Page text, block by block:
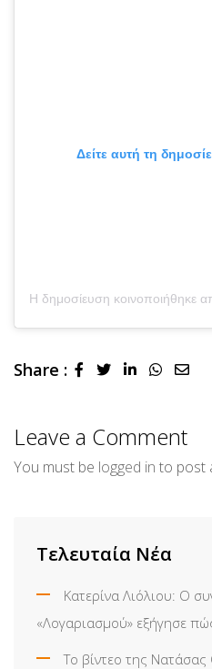
Δείτε αυτή τη
Share : LinkedIn
Leave a Comment
You must be logged in to post
Τελευταία Νέα
Κατερίνα Λιόλιου: Ο
«Λογαριασμού» εξήγησε
Το βίντεο της